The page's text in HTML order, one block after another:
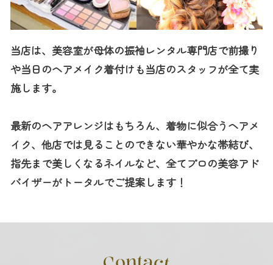
当店は、美容室が母体の振袖レンタル専門店で前撮り
や当日のヘアメイク着付けも当店のスタッフが全て実
施します。
最新のヘアアレンジはもちろん、着物に似合うヘアメ
イク、他店では見ることのできない華やかな帯結び、
指先まで美しくなるネイルなど、全てプロの美容アド
バイザーがトータルでご提案します！